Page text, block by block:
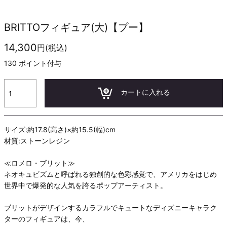
BRITTOフィギュア(大)【プー】
14,300円(税込)
130 ポイント付与
カートに入れる
サイズ:約17.8(高さ)×約15.5(幅)cm
材質:ストーンレジン
≪ロメロ・ブリット≫
ネオキュビズムと呼ばれる独創的な色彩感覚で、アメリカをはじめ
世界中で爆発的な人気を誇るポップアーティスト。
ブリットがデザインするカラフルでキュートなディズニーキャラク
ターのフィギュアは、今、